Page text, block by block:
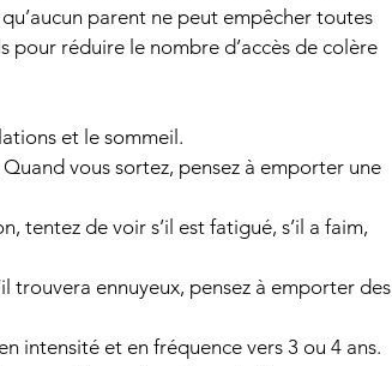
parent ne peut empêcher toutes
pour réduire le nombre d’accès de colère
et le sommeil.
vous sortez, pensez à emporter une
tentez de voir s’il est fatigué, s’il a faim,
trouvera ennuyeux, pensez à emporter des
intensité et en fréquence vers 3 ou 4 ans.